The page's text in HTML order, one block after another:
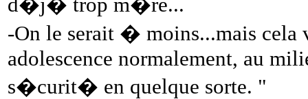
-On le serait � moins...mais cela
adolescence normalement, au
s�curit� en quelque sorte. "